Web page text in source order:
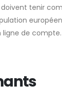
doivent tenir
ligne de compte.